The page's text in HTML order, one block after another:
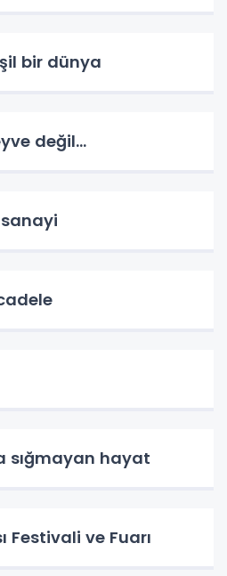
bir dünya
değil…
sığmayan hayat
Festivali ve Fuarı